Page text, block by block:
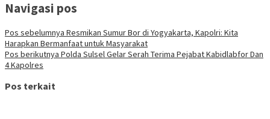
Navigasi pos
Pos sebelumnya Resmikan Sumur Bor di Yogyakarta, Kapolri: Kita
Harapkan Bermanfaat untuk Masyarakat
Pos berikutnya Polda Sulsel Gelar Serah Terima Pejabat Kabidlabfor Dan
4 Kapolres
Pos terkait